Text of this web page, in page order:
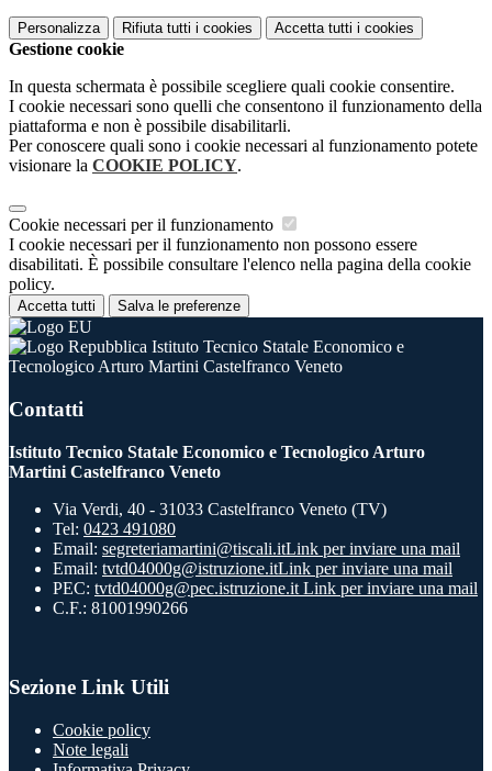
Personalizza Rifiuta tutti i cookies Accetta tutti i cookies
Gestione cookie
In questa schermata è possibile scegliere quali cookie consentire.
I cookie necessari sono quelli che consentono il funzionamento della
piattaforma e non è possibile disabilitarli.
Per conoscere quali sono i cookie necessari al funzionamento potete
visionare la COOKIE POLICY.
Cookie necessari per il funzionamento
I cookie necessari per il funzionamento non possono essere
disabilitati. È possibile consultare l'elenco nella pagina della cookie
policy.
Accetta tutti Salva le preferenze
Istituto Tecnico Statale Economico e
Tecnologico Arturo Martini Castelfranco Veneto
Contatti
Istituto Tecnico Statale Economico e Tecnologico Arturo
Martini Castelfranco Veneto
Via Verdi, 40 - 31033 Castelfranco Veneto (TV)
Tel: 0423 491080
Email: segreteriamartini@tiscali.itLink per inviare una mail
Email: tvtd04000g@istruzione.itLink per inviare una mail
PEC: tvtd04000g@pec.istruzione.it Link per inviare una mail
C.F.: 81001990266
Sezione Link Utili
Cookie policy
Note legali